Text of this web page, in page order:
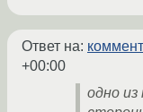
Ответ на:
+00:00
одно